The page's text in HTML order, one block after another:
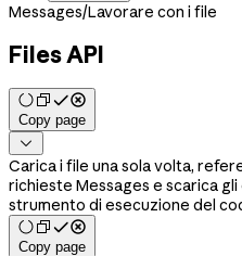
Messages/Lavorare con i file
Files API
Copy page

Carica i file una sola volta,
richieste Messages e scarica
strumento di esecuzione del
Copy page